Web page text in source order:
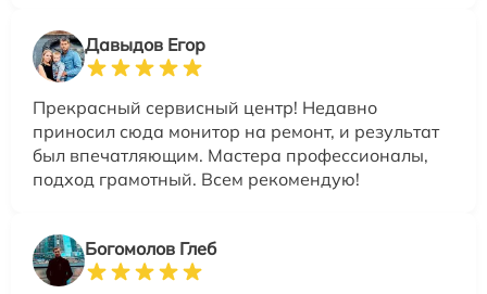
Давыдов Егор
Прекрасный сервисный центр! Недавно
приносил сюда монитор на ремонт, и результат
был впечатляющим. Мастера профессионалы,
подход грамотный. Всем рекомендую!
Богомолов Глеб